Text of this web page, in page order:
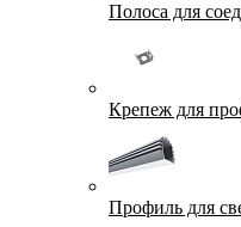
Полоса для
Крепеж для
Профиль для